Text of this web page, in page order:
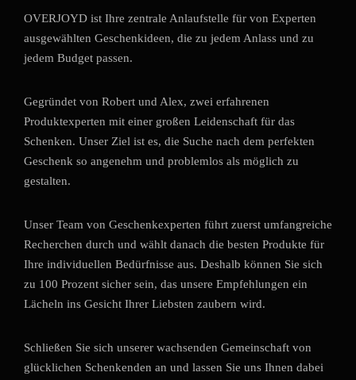
OVERJOYD ist Ihre zentrale Anlaufstelle für von Experten
ausgewählten Geschenkideen, die zu jedem Anlass und zu
jedem Budget passen.
Gegründet von Robert und Alex, zwei erfahrenen
Produktexperten mit einer großen Leidenschaft für das
Schenken. Unser Ziel ist es, die Suche nach dem perfekten
Geschenk so angenehm und problemlos als möglich zu
gestalten.
Unser Team von Geschenkexperten führt zuerst umfangreiche
Recherchen durch und wählt danach die besten Produkte für
Ihre individuellen Bedürfnisse aus. Deshalb können Sie sich
zu 100 Prozent sicher sein, das unsere Empfehlungen ein
Lächeln ins Gesicht Ihrer Liebsten zaubern wird.
Schließen Sie sich unserer wachsenden Gemeinschaft von
glücklichen Schenkenden an und lassen Sie uns Ihnen dabei